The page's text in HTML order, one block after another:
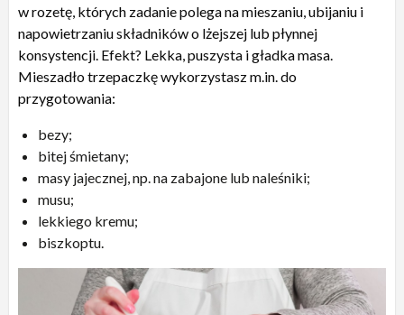
w rozetę, których zadanie polega na mieszaniu, ubijaniu i
napowietrzaniu składników o lżejszej lub płynnej
konsystencji. Efekt? Lekka, puszysta i gładka masa.
Mieszadło trzepaczkę wykorzystasz m.in. do
przygotowania:
bezy;
bitej śmietany;
masy jajecznej, np. na zabajone lub naleśniki;
musu;
lekkiego kremu;
biszkoptu.